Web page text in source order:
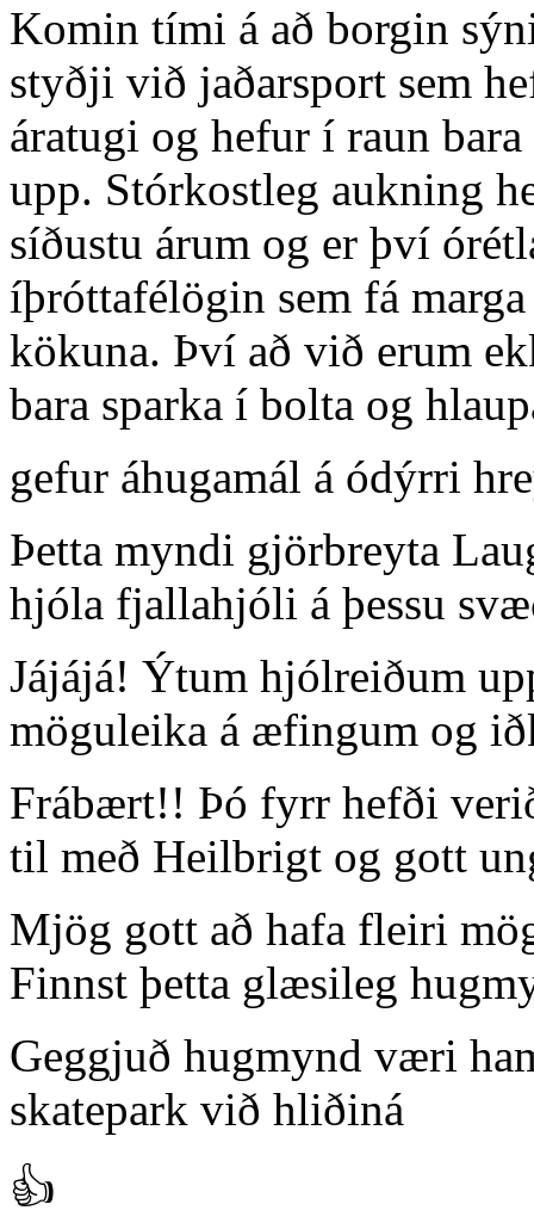
Komin tími á að borgin
styðji við jaðarsport sem
áratugi og hefur í raun
upp. Stórkostleg aukning
síðustu árum og er því
íþróttafélögin sem fá
kökuna. Því að við erum
bara sparka í bolta og
gefur áhugamál á ódýrri
Þetta myndi gjörbreyta
hjóla fjallahjóli á þessu
Jájájá! Ýtum hjólreiðum
möguleika á æfingum og
Frábært!! Þó fyrr hefði
til með Heilbrigt og gott
Mjög gott að hafa fleiri
Finnst þetta glæsileg
Geggjuð hugmynd væri
skatepark við hliðiná
👍